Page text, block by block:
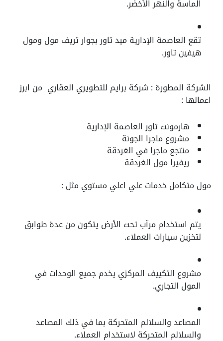
الماسة والنهر الأخضر.
تقع العاصمة الإدارية ميد تاور بجوار تريف مول ومول
هيفين تاور.
الشركة المطورة : شركة برايم للتطويري العقاري من ابرز
اعمالها :
هارمونت تاور العاصمة الإدارية
مشروع ماجرا الجونة
منتجع ماجرا في الغردقة
ريفيرا مول الغردقة
مول متكامل خدمات علي اعلي مستوي مثل :
يتم استخدام مرآب تحت الأرض يتكون من عدة طوابق
لتخزين سيارات العملاء.
مشروع التكييف المركزي يخدم جميع الوحدات في
المول التجاري.
المصاعد والسلالم المتحركة بما في ذلك المصاعد
والسلالم المتحركة لاستخدام العملاء.